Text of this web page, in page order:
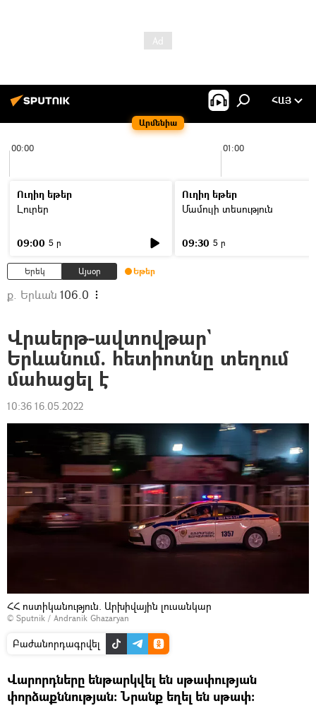
Արմենիա
ՀԱՅ
00:00 01:00
Ուղիղ եթեր
Լուրեր
09:00 5 ր
Ուղիղ եթեր
Մամուլի տեսություն
09:30 5 ր
Երեկ Այսօր Եթեր
ք. Երևան 106.0
Վրաերթ-ավտովթար`
Երևանում. հետիոտնը տեղում
մահացել է
10:36 16.05.2022
ՀՀ ոստիկանություն. Արխիվային լուսանկար
© Sputnik / Andranik Ghazaryan
Բաժանորդագրվել
Վարորդները ենթարկվել են սթափության
փորձաքննության։ Նրանք եղել են սթափ։